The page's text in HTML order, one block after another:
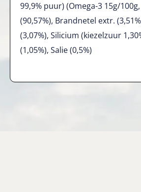
99,9% puur) (Omega-3 15g/
(90,57%), Brandnetel extr.
(3,07%), Silicium (kiezelzuur
(1,05%), Salie (0,5%)